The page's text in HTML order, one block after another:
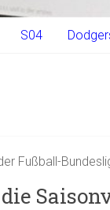
S04
Fußball-